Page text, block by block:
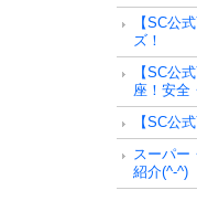
【SC公
ズ！
【SC公
座！安全
【SC公
スーパー
紹介(^-^)